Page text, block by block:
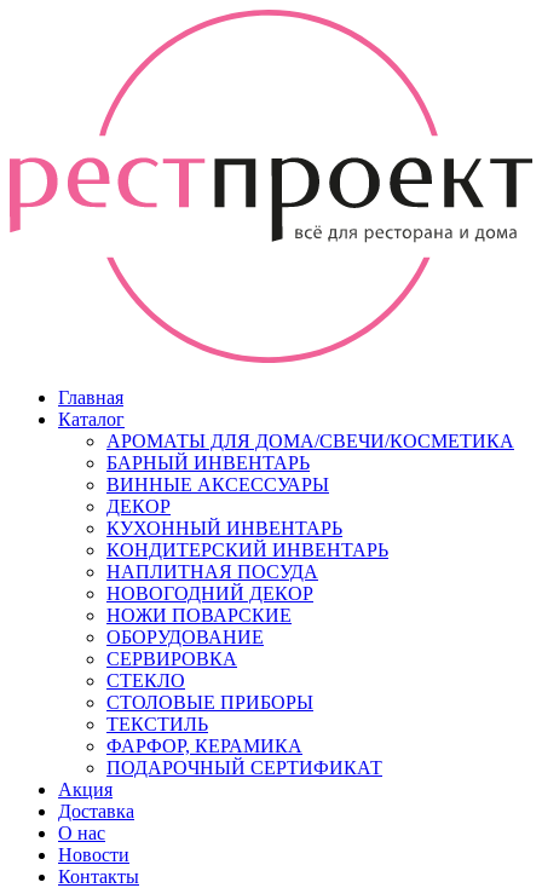
Главная
Каталог
АРОМАТЫ ДЛЯ ДОМА/СВЕЧИ/КОСМЕТИКА
БАРНЫЙ ИНВЕНТАРЬ
ВИННЫЕ АКСЕССУАРЫ
ДЕКОР
КУХОННЫЙ ИНВЕНТАРЬ
КОНДИТЕРСКИЙ ИНВЕНТАРЬ
НАПЛИТНАЯ ПОСУДА
НОВОГОДНИЙ ДЕКОР
НОЖИ ПОВАРСКИЕ
ОБОРУДОВАНИЕ
СЕРВИРОВКА
СТЕКЛО
СТОЛОВЫЕ ПРИБОРЫ
ТЕКСТИЛЬ
ФАРФОР, КЕРАМИКА
ПОДАРОЧНЫЙ СЕРТИФИКАТ
Акция
Доставка
О нас
Новости
Контакты